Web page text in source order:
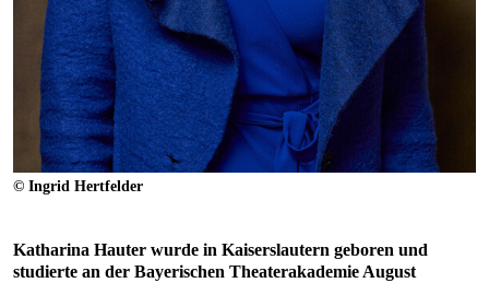
© Ingrid Hertfelder
Katharina Hauter wurde in Kaiserslautern geboren und
studierte an der Bayerischen Theaterakademie August